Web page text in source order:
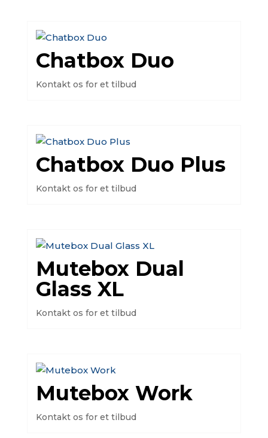
Chatbox Duo
Kontakt os for et tilbud
Chatbox Duo Plus
Kontakt os for et tilbud
Mutebox Dual
Glass XL
Kontakt os for et tilbud
Mutebox Work
Kontakt os for et tilbud